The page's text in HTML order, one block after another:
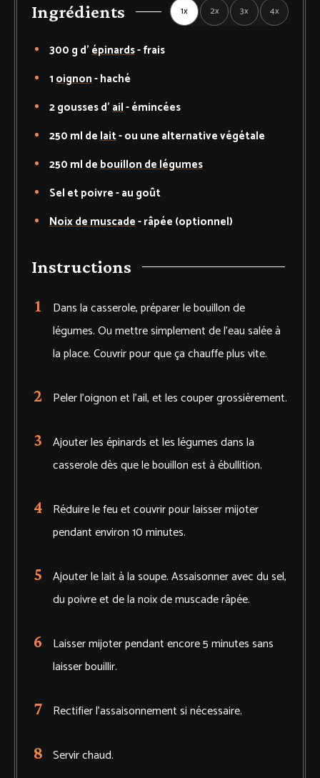
Ingrédients 1x 2x 3x 4x
300 g d'épinards-frais
1oignon-haché
2gousses d'ail-émincées
250 ml delait-ou une alternative végétale
250 ml debouillon de légumes
Sel et poivre-au goût
Noix de muscade-râpée (optionnel)
Instructions
Dans la casserole, préparer le bouillon de
légumes. Ou mettre simplement de l'eau salée à
la place. Couvrir pour que ça chauffe plus vite.
Peler l'oignon et l'ail, et les couper grossièrement.
Ajouter les épinards et les légumes dans la
casserole dès que le bouillon est à ébullition.
Réduire le feu et couvrir pour laisser mijoter
pendant environ 10 minutes.
Ajouter le lait à la soupe. Assaisonner avec du sel,
du poivre et de la noix de muscade râpée.
Laisser mijoter pendant encore 5 minutes sans
laisser bouillir.
Rectifier l’assaisonnement si nécessaire.
Servir chaud.